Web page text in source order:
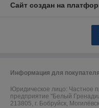
Сайт создан на
Информация для покупателя
Юридическое лицо: Частное
предприятие "Белый
213805, г. Бобруйск,